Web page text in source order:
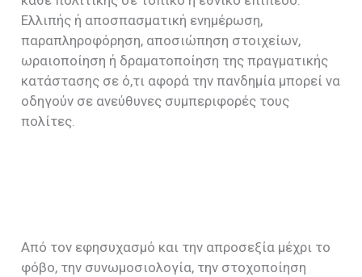
Ελλιπής ή αποσπασματική ενημέρωση,
παραπληροφόρηση, αποσιώπηση στοιχείων,
ωραιοποίηση ή δραματοποίηση της πραγματικής
κατάστασης σε ό,τι αφορά την πανδημία μπορεί να
οδηγούν σε ανεύθυνες συμπεριφορές τους
πολίτες.
Από τον εφησυχασμό και την απροσεξία μέχρι το
φόβο, την συνωμοσιολογία, την στοχοποίηση